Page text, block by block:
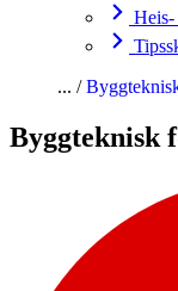
Byggteknisk